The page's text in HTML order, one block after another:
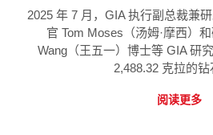
2025 年 7 月，GIA 执行副总裁兼
官 Tom Moses（汤姆·摩西）
Wang（王五一）博士等 GIA 研
2,488.32 克拉的钻
阅读更多